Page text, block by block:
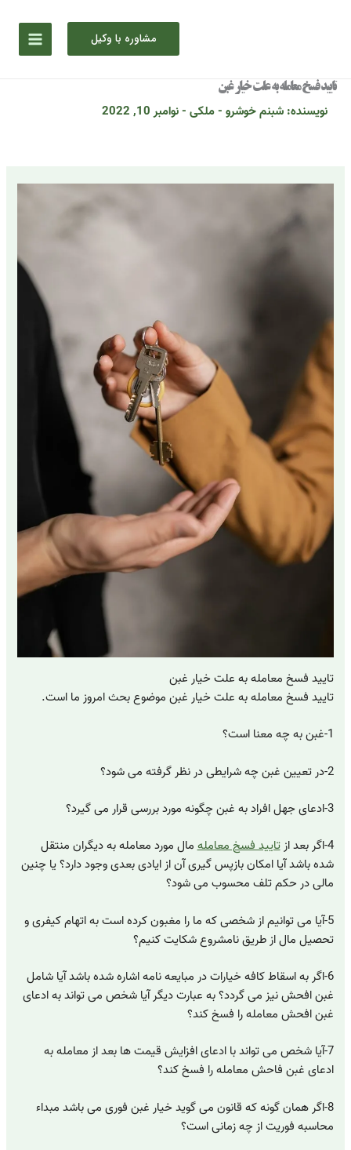
مشاوره با وکیل
تایید فسخ معامله به علت خیار غبن
نویسنده:شبنم خوشرو- ملکی- نوامبر 10, 2022
تایید فسخ معامله به علت خیار غبن
تایید فسخ معامله به علت خیار غبن موضوع بحث امروز ما است.
تایید فسخ معاملهمال مورد معامله به دیگران منتقل
شده باشد آیا امکان بازپس گیری آن از ایادی بعدی وجود دارد؟ یا چنین
مالی در حکم تلف محسوب می شود؟
5-آیا می توانیم از شخصی که ما را مغبون کرده است به اتهام کیفری و
تحصیل مال از طریق نامشروع شکایت کنیم؟
6-اگر به اسقاط کافه خیارات در مبایعه نامه اشاره شده باشد آیا شامل
غبن افحش نیز می گردد؟ به عبارت دیگر آیا شخص می تواند به ادعای
غبن افحش معامله را فسخ کند؟
7-آیا شخص می تواند با ادعای افزایش قیمت ها بعد از معامله به
ادعای غبن فاحش معامله را فسخ کند؟
8-اگر همان گونه که قانون می گوید خیار غبن فوری می باشد مبداء
محاسبه فوریت از چه زمانی است؟